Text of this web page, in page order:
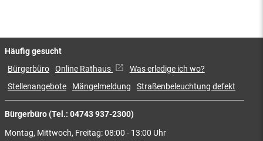
Bürgerbüro (Tel.: 04743 937-2300)
Montag, Mittwoch, Freitag: 08:00 - 13:00 Uhr
Häufig gesucht
Bürgerbüro Online Rathaus
Was erledige ich wo?
Stellenangebote
Mängelmeldung Straßenbeleuchtung defekt